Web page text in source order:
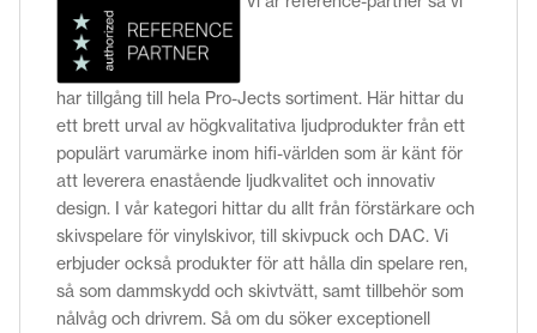
har tillgång till hela Pro-Jects sortiment. Här hittar du
ett brett urval av högkvalitativa ljudprodukter från ett
populärt varumärke inom hifi-världen som är känt för
att leverera enastående ljudkvalitet och innovativ
design. I vår kategori hittar du allt från förstärkare och
skivspelare för vinylskivor, till skivpuck och DAC. Vi
erbjuder också produkter för att hålla din spelare ren,
så som dammskydd och skivtvätt, samt tillbehör som
nålvåg och drivrem. Så om du söker exceptionell